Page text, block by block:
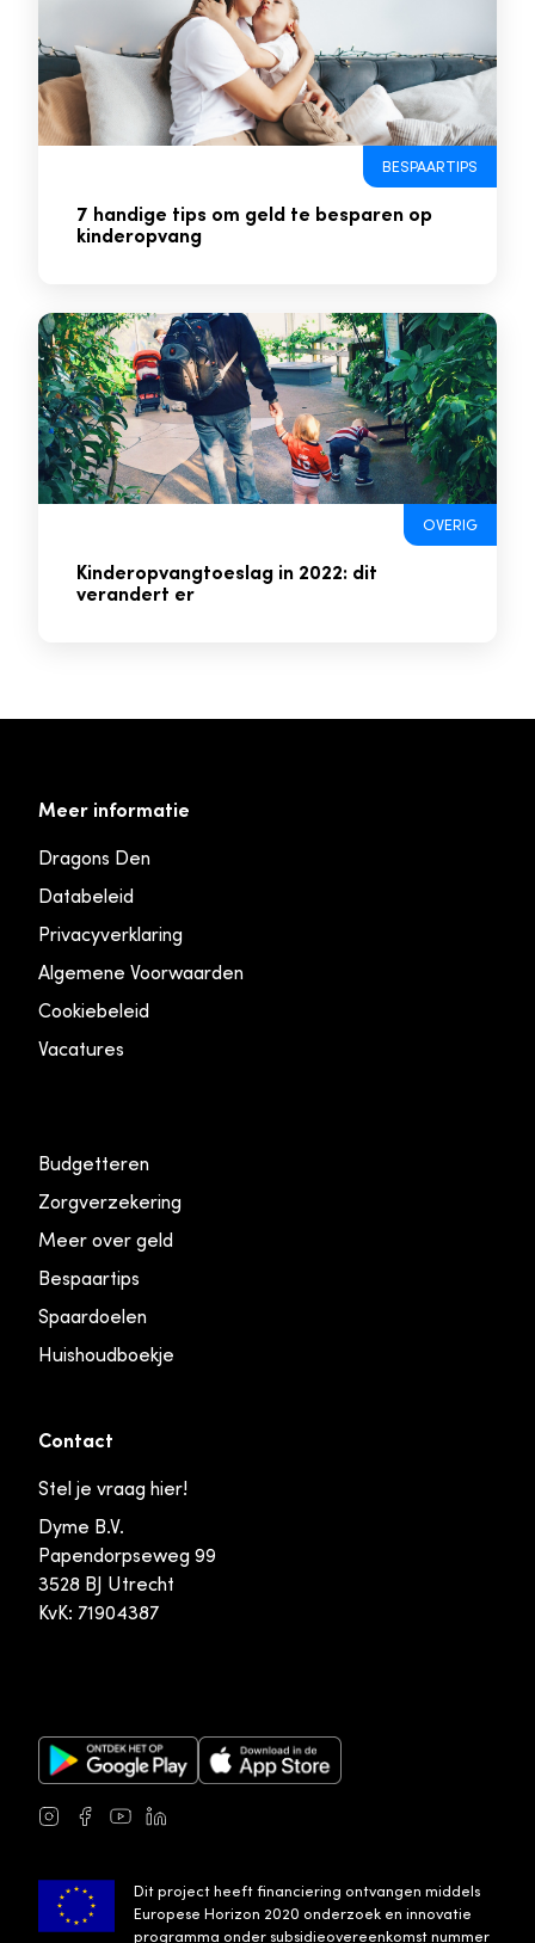
BESPAARTIPS
7 handige tips om geld te besparen op
kinderopvang
OVERIG
Kinderopvangtoeslag in 2022: dit
verandert er
Meer informatie
Dragons Den
Databeleid
Privacyverklaring
Algemene Voorwaarden
Cookiebeleid
Vacatures
Budgetteren
Zorgverzekering
Meer over geld
Bespaartips
Spaardoelen
Huishoudboekje
Contact
Stel je vraag hier!
Dyme B.V.
Papendorpseweg 99
3528 BJ Utrecht
KvK: 71904387
Google Play Store Apple App Store
Instagram
Facebook
YoutubeLinkedIn
Dit project heeft financiering ontvangen middels
Europese Horizon 2020 onderzoek en innovatie
programma onder subsidieovereenkomst nummer